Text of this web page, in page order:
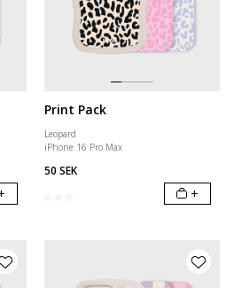
Print Pack
Leopard
iPhone 16 Pro Max
50 SEK
+